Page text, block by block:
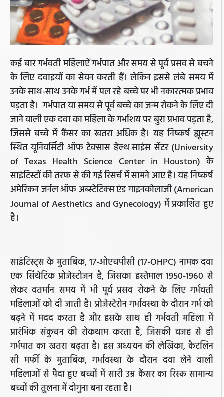
कई बार गर्भवती महिलाऐं गर्भपात और समय से पूर्व प्रसव से बचने
के लिए दवाइयों का सेवन करती हैं। लेकिन इससे लंबे समय में
उनके साथ-साथ उनके गर्भ में पल रहे बच्चे पर भी नकारत्मक प्रभाव
पड़ता है। गर्भपात या समय से पूर्व बच्चे का जन्म रोकने के लिए दी
जाने वाली एक दवा का महिला के गर्भाशय पर बुरा प्रभाव पड़ता है,
जिससे बच्चे में कैंसर का खतरा अधिक है। यह निष्कर्ष ह्यूस्टन
स्थित यूनिवर्सिटी ऑफ टेक्सास हेल्थ साइंस सेंटर (University
of Texas Health Science Center in Houston) के
साइंटिस्टों की तरफ से की गई रिसर्च में सामने आए है। यह निष्कर्ष
अमेरिकन जर्नल ऑफ अब्स्टेटिक्स एंड गाइनकोलाजी (American
Journal of Aesthetics and Gynecology) में प्रकाशित हुए
है।
साइंटिस्ट्स के मुताबिक, 17-ओएचपीसी (17-OHPC) नामक दवा
एक सिंथेटिक प्रोजेस्टोजन है, जिसका इस्तेमाल 1950-1960 से
लेकर वतर्मान समय में भी पूर्व प्रसव रोकने के लिए गर्भवती
महिलाओं को दी जाती है। प्रोजेस्टेरोन गर्भावस्था के दौरान गर्भ को
बढ़ने में मदद करता है और इसके साथ ही गर्भवती महिला में
प्रारंभिक संकुचन की रोकथाम करता है, जिसकी वजह से ही
गर्भपात का खतरा बढ़ता है। इस अध्ययन की लेखिका, कैटलिन
सी मर्फी के मुताबिक, गर्भावस्था के दौरान दवा लेने वाली
महिलाओं से पैदा हुए बच्चों में सारी उम्र कैंसर का रिस्क सामान्य
बच्चों की तुलना में दोगुना बना रहता है।